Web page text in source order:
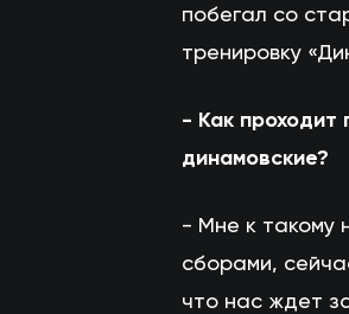
побегал со
тренировку
- Как проходит
динамовские?
- Мне к такому
сборами,
что нас ждет